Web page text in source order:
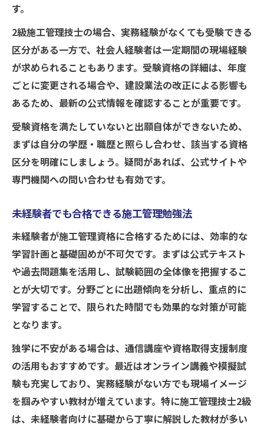
す。
2級施工管理技士の場合、実務経験がなくても受験できる
区分がある一方で、社会人経験者は一定期間の現場経験
が求められることもあります。受験資格の詳細は、年度
ごとに変更される場合や、建設業法の改正による影響も
あるため、最新の公式情報を確認することが重要です。
受験資格を満たしていないと出願自体ができないため、
まずは自分の学歴・職歴と照らし合わせ、該当する資格
区分を明確にしましょう。疑問があれば、公式サイトや
専門機関への問い合わせも有効です。
未経験者でも合格できる施工管理勉強法
未経験者が施工管理資格に合格するためには、効率的な
学習計画と基礎固めが不可欠です。まずは公式テキスト
や過去問題集を活用し、試験範囲の全体像を把握するこ
とが大切です。分野ごとに出題傾向を分析し、重点的に
学習することで、限られた時間でも効果的な対策が可能
となります。
独学に不安がある場合は、通信講座や資格取得支援制度
の活用もおすすめです。最近はオンライン講義や模擬試
験も充実しており、実務経験がない方でも現場イメージ
を掴みやすい教材が増えています。特に施工管理技士2級
は、未経験者向けに基礎から丁寧に解説した教材が多い